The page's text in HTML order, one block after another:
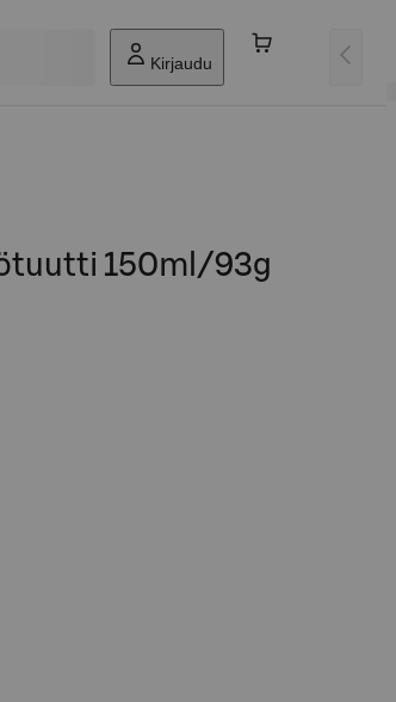
Kirjaudu
150ml/93g